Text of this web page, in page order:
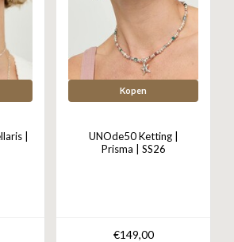
|
Kopen
UNOde50 Ketting |
Prisma | SS26
€149,00